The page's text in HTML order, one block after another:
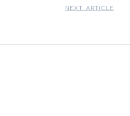
NEXT ARTICLE